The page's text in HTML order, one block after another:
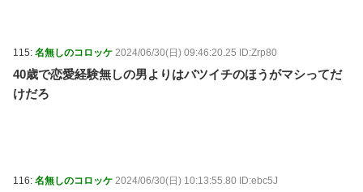
115: 名無しのコロッケ 2024/06/30(日) 09:46:20.25 ID:Zrp80
40歳で恋愛経験無しの男よりはバツイチのほうがマシってだ
けだろ
116: 名無しのコロッケ 2024/06/30(日) 10:13:55.80 ID:ebc5J